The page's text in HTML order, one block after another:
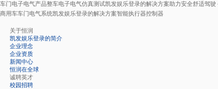
车门电子电气产品整车电子电气仿真测试凯发娱乐登录的解决方案助力安全舒适驾
商用车车门电气系统凯发娱乐登录的解决方案智能执行器控制器
关于恒润
凯发娱乐登录的简介
企业理念
企业资质
新闻中心
恒润在全球
诚聘英才
校园招聘